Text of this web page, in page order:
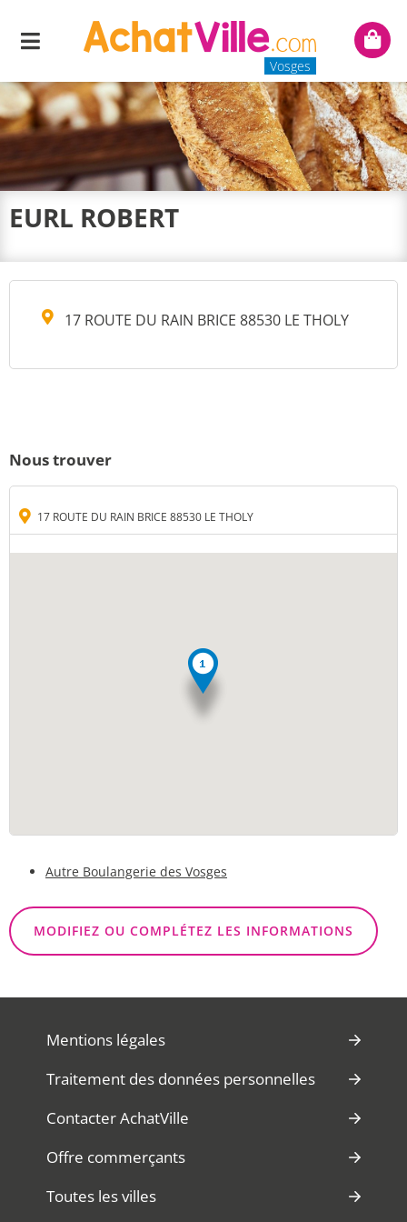
Menu
Vosges
Mon
EURL ROBERT
17 ROUTE DU RAIN BRICE 88530 LE THOLY
Nous trouver
17 ROUTE DU RAIN BRICE 88530 LE THOLY
Autre Boulangerie des Vosges
MODIFIEZ OU COMPLÉTEZ LES INFORMATIONS
Mentions légales
Traitement des données personnelles
Contacter AchatVille
Offre commerçants
Toutes les villes